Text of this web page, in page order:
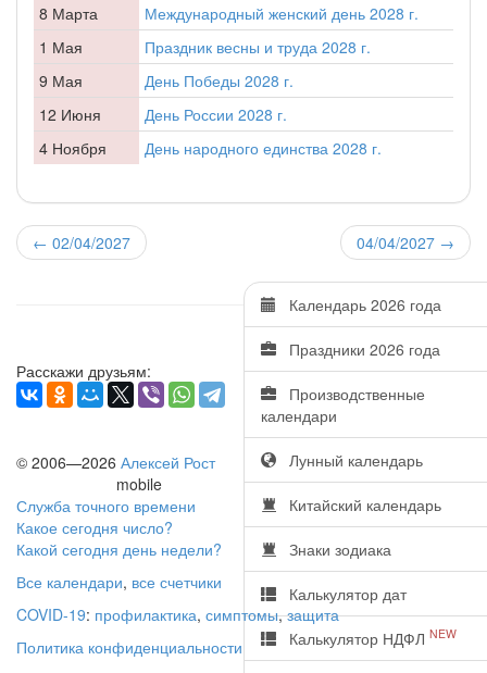
8 Марта
Международный женский день 2028 г.
1 Мая
Праздник весны и труда 2028 г.
9 Мая
День Победы 2028 г.
12 Июня
День России 2028 г.
4 Ноября
День народного единства 2028 г.
← 02/04/2027 04/04/2027 →
Календарь 2026 года
Праздники 2026 года
Производственные
календари
Лунный календарь
Китайский календарь
Знаки зодиака
Калькулятор дат
Калькулятор НДФЛ NEW
Расскажи друзьям:
© 2006—2026 Алексей Рост
mobile
Служба точного времени
Какое сегодня число?
Какой сегодня день недели?
Все календари, все счетчики
COVID-19: профилактика, симптомы,защита
Политика конфиденциальности